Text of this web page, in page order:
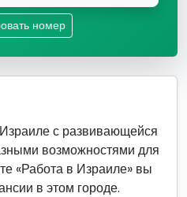
номер
с развивающейся
возможностями для
«Работа в Израиле» вы
в этом городе.